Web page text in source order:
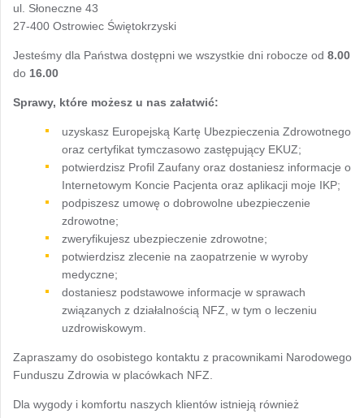
ul. Słoneczne 43
27-400 Ostrowiec Świętokrzyski
Jesteśmy dla Państwa dostępni we wszystkie dni robocze od 8.00
do 16.00
Sprawy, które możesz u nas załatwić:
uzyskasz Europejską Kartę Ubezpieczenia Zdrowotnego
oraz certyfikat tymczasowo zastępujący EKUZ;
potwierdzisz Profil Zaufany oraz dostaniesz informacje o
Internetowym Koncie Pacjenta oraz aplikacji moje IKP;
podpiszesz umowę o dobrowolne ubezpieczenie
zdrowotne;
zweryfikujesz ubezpieczenie zdrowotne;
potwierdzisz zlecenie na zaopatrzenie w wyroby
medyczne;
dostaniesz podstawowe informacje w sprawach
związanych z działalnością NFZ, w tym o leczeniu
uzdrowiskowym.
Zapraszamy do osobistego kontaktu z pracownikami Narodowego
Funduszu Zdrowia w placówkach NFZ.
Dla wygody i komfortu naszych klientów istnieją również